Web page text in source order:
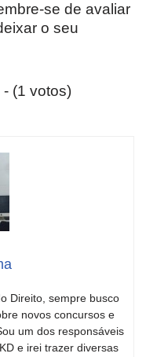
se de avaliar
o seu
- (1 votos)
Direito, sempre busco
novos concursos e
um dos responsáveis
e irei trazer diversas